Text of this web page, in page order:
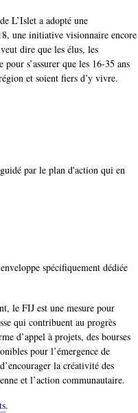
L’Islet a adopté une
une initiative visionnaire encore
dire que les élus, les
s’assurer que les 16-35 ans
et soient fiers d’y vivre.
par le plan d'action qui en
spécifiquement dédiée
le FIJ est une mesure pour
qui contribuent au progrès
d’appel à projets, des bourses
pour l’émergence de
la créativité des
et l’action communautaire.
.